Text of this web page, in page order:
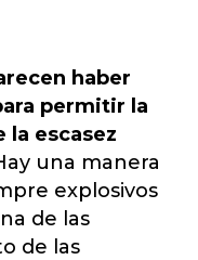
haber
permitir la
la escasez
una manera
explosivos
de las
de las